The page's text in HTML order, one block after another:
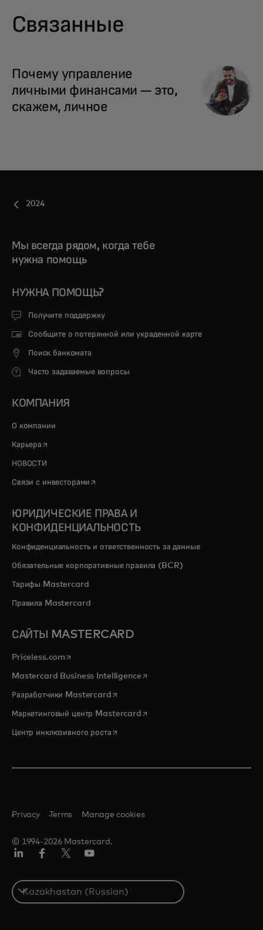
Связанные
Почему управление
личными финансами — это,
скажем, личное
2024
Мы всегда рядом, когда тебе
нужна помощь
НУЖНА ПОМОЩЬ?
Получите поддержку
Сообщите о потерянной или украденной карте
Поиск банкомата
Часто задаваемые вопросы
КОМПАНИЯ
О компании
Карьера opens in a new tab
НОВОСТИ
Связи с инвесторами opens in a new tab
ЮРИДИЧЕСКИЕ ПРАВА И
КОНФИДЕНЦИАЛЬНОСТЬ
Конфиденциальность и ответственность за данные
Обязательные корпоративные правила (BCR)
Тарифы Mastercard
Правила Mastercard
САЙТЫ MASTERCARD
Priceless.com opens in a new tab
Mastercard Business Intelligenceopens in a new tab
Разработчики Mastercardopens in a new tab
Маркетинговый центр Mastercardopens in a new tab
Центр инклюзивного ростаopens in a new tab
© 1994-2026 Mastercard.
Privacy Terms Manage cookies
Select
a
country